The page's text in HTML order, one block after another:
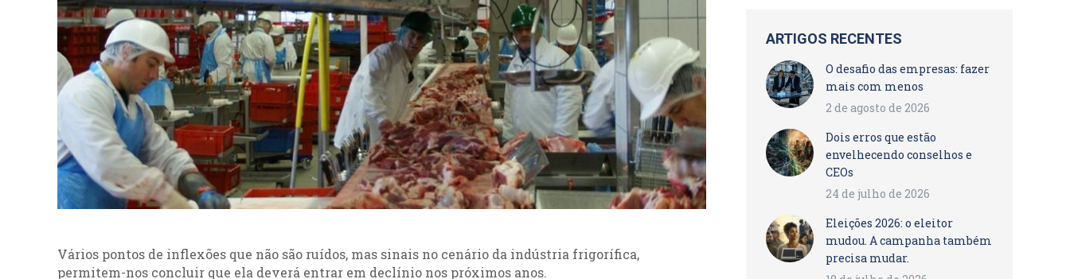
Vários pontos de inflexões que não são ruídos, mas sinais no cenário da indústria frigorífica,
permitem-nos concluir que ela deverá entrar em declínio nos próximos anos.
ARTIGOS RECENTES
O desafio das empresas: fazer
mais com menos
2 de agosto de 2026
Dois erros que estão
envelhecendo conselhos e
CEOs
24 de julho de 2026
Eleições 2026: o eleitor
mudou. A campanha também
precisa mudar.